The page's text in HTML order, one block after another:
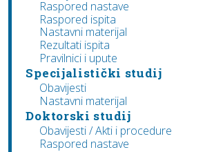
Raspored nastave
Raspored ispita
Nastavni materijal
Rezultati ispita
Pravilnici i upute
Specijalistički studij
Obavijesti
Nastavni materijal
Doktorski studij
Obavijesti / Akti i procedure
Raspored nastave